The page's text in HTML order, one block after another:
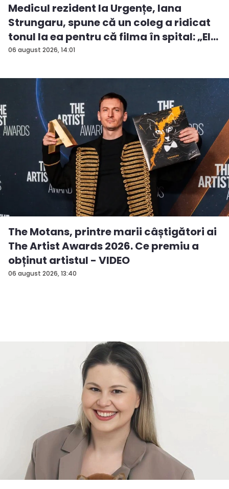
06 august 2026, 14:01
Medicul rezident la Urgențe, Iana
Strungaru, spune că un coleg a ridicat
tonul la ea pentru că filma în spital: „El
a...
06 august 2026, 13:40
The Motans, printre marii câștigători ai
The Artist Awards 2026. Ce premiu a
obținut artistul - VIDEO